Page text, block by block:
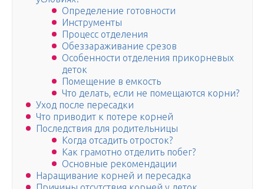
Определение готовности
Инструменты
Процесс отделения
Обеззараживание срезов
Особенности отделения прикорневых
деток
Помещение в емкость
Что делать, если не помещаются корни?
Уход после пересадки
Что приводит к потере корней
Последствия для родительницы
Когда отсадить отросток?
Как грамотно отделить побег?
Основные рекомендации
Наращивание корней и пересадка